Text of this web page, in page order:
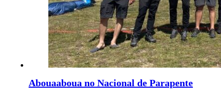
Abouaaboua no Nacional de Parapente